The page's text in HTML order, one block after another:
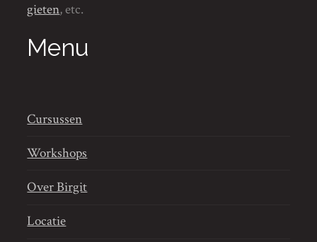
gieten, etc.
Menu
Cursussen
Workshops
Over Birgit
Locatie